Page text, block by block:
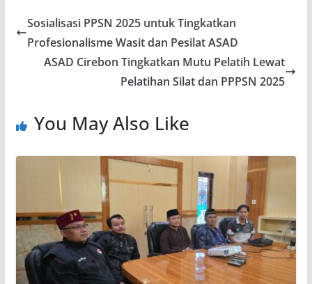
Sosialisasi PPSN 2025 untuk Tingkatkan
Profesionalisme Wasit dan Pesilat ASAD
ASAD Cirebon Tingkatkan Mutu Pelatih Lewat
Pelatihan Silat dan PPPSN 2025
You May Also Like